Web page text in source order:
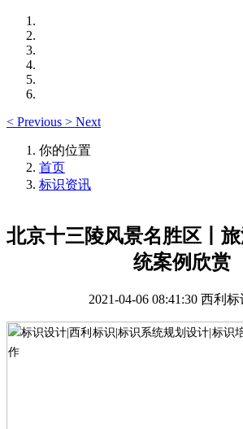
< Previous > Next
你的位置
首页
标识资讯
北京十三陵风景名胜区丨
统案例欣赏
2021-04-06 08:41:30 西利标